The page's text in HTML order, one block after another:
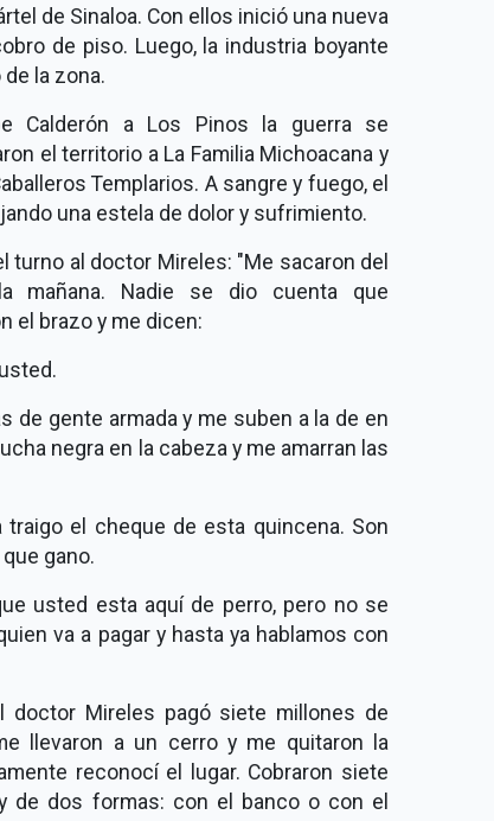
de Sinaloa. Con ellos inició una nueva
de piso. Luego, la industria boyante
la zona.
Calderón a Los Pinos la guerra se
el territorio a La Familia Michoacana y
Templarios. A sangre y fuego, el
una estela de dolor y sufrimiento.
turno al doctor Mireles: "Me sacaron del
mañana. Nadie se dio cuenta que
el brazo y me dicen:
de gente armada y me suben a la de en
negra en la cabeza y me amarran las
traigo el cheque de esta quincena. Son
gano.
usted esta aquí de perro, pero no se
va a pagar y hasta ya hablamos con
doctor Mireles pagó siete millones de
llevaron a un cerro y me quitaron la
reconocí el lugar. Cobraron siete
de dos formas: con el banco o con el